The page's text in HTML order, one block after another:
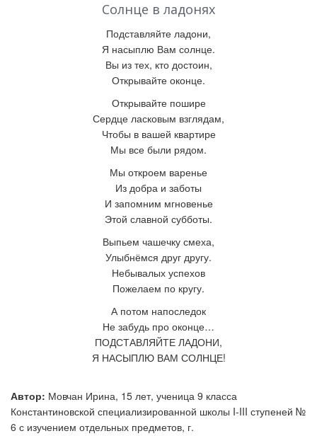
Солнце в ладонях
Подставляйте ладони,
Я насыплю Вам солнце.
Вы из тех, кто достоин,
Открывайте оконце.
Открывайте пошире
Сердце ласковым взглядам,
Чтобы в вашей квартире
Мы все были рядом.
Мы откроем варенье
Из добра и заботы
И запомним мгновенье
Этой славной субботы.
Выпьем чашечку смеха,
Улыбнёмся друг другу.
Небывалых успехов
Пожелаем по кругу.
А потом напоследок
Не забудь про оконце…
ПОДСТАВЛЯЙТЕ ЛАДОНИ,
Я НАСЫПЛЮ ВАМ СОЛНЦЕ!
Автор: Мовчан Ирина, 15 лет, ученица 9 класса
Константиновской специализированной школы I-III ступеней №
6 с изучением отдельных предметов, г.